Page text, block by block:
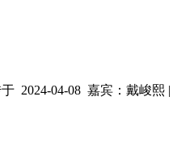
于 2024-04-08 嘉宾：戴峻熙 |